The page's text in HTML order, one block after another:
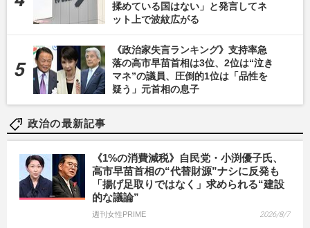
揉めている国はない」と発言してネ
ット上で波紋広がる
《政治家失言ランキング》支持率急
落の高市早苗首相は3位、2位は“泣き
マネ”の議員、圧倒的1位は「品性を
疑う」元首相の息子
政治の最新記事
《1%の消費減税》自民党・小渕優子氏、
高市早苗首相の“代替財源”ナシに反発も
「揚げ足取りではなく」求められる“建設
的な議論”
週刊女性PRIME 2026/8/7